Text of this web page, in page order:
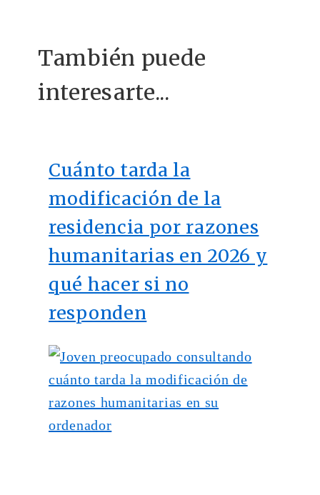
También puede
interesarte...
Cuánto tarda la
modificación de la
residencia por razones
humanitarias en 2026 y
qué hacer si no
responden